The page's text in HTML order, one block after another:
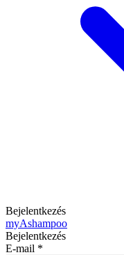
Bejelentkezés
myAshampoo
Bejelentkezés
E-mail *